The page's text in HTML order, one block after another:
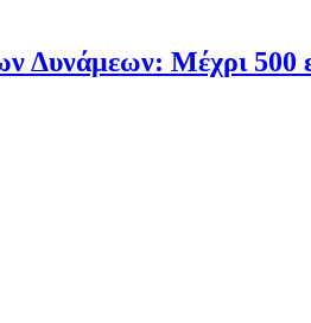
Δυνάμεων: Μέχρι 500